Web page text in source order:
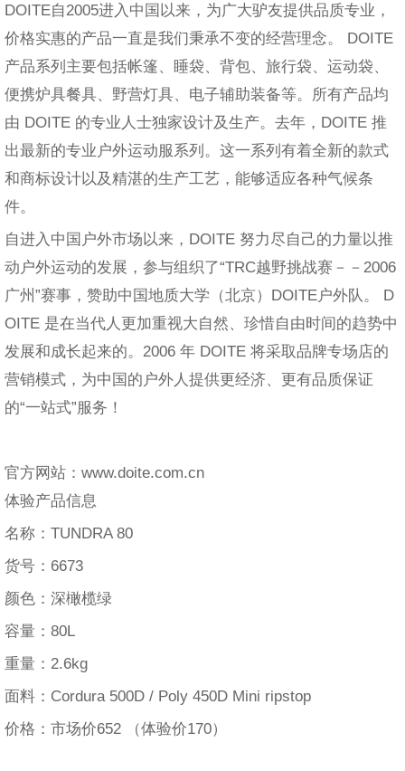
DOITE自2005进入中国以来，为广大驴友提供品质专业，
价格实惠的产品一直是我们秉承不变的经营理念。 DOITE
产品系列主要包括帐篷、睡袋、背包、旅行袋、运动袋、
便携炉具餐具、野营灯具、电子辅助装备等。所有产品均
由 DOITE 的专业人士独家设计及生产。去年，DOITE 推
出最新的专业户外运动服系列。这一系列有着全新的款式
和商标设计以及精湛的生产工艺，能够适应各种气候条
件。
自进入中国户外市场以来，DOITE 努力尽自己的力量以推
动户外运动的发展，参与组织了“TRC越野挑战赛－－2006
广州”赛事，赞助中国地质大学（北京）DOITE户外队。 D
OITE 是在当代人更加重视大自然、珍惜自由时间的趋势中
发展和成长起来的。2006 年 DOITE 将采取品牌专场店的
营销模式，为中国的户外人提供更经济、更有品质保证
的“一站式”服务！
官方网站：www.doite.com.cn
体验产品信息
名称：TUNDRA 80
货号：6673
颜色：深橄榄绿
容量：80L
重量：2.6kg
面料：Cordura 500D / Poly 450D Mini ripstop
价格：市场价652 （体验价170）